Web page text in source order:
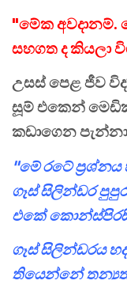
"මේක අවදානම්.
සහගත ද කියලා
උසස් පෙළ ජීව
සූම් එකෙන්
කඩාගෙන
"මේ රටේ ප්‍රශ්නය
ගෑස් සිලින්ඩර
එකේ කොන්ස්පිරසි
ගෑස් සිලින්ඩරය
තියෙන්නේ